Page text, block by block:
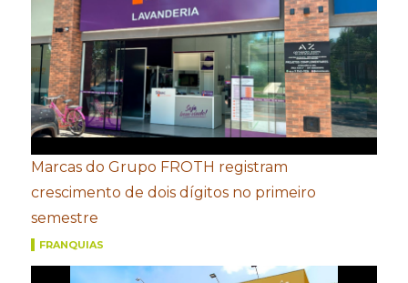
Marcas do Grupo FROTH registram
crescimento de dois dígitos no primeiro
semestre
FRANQUIAS